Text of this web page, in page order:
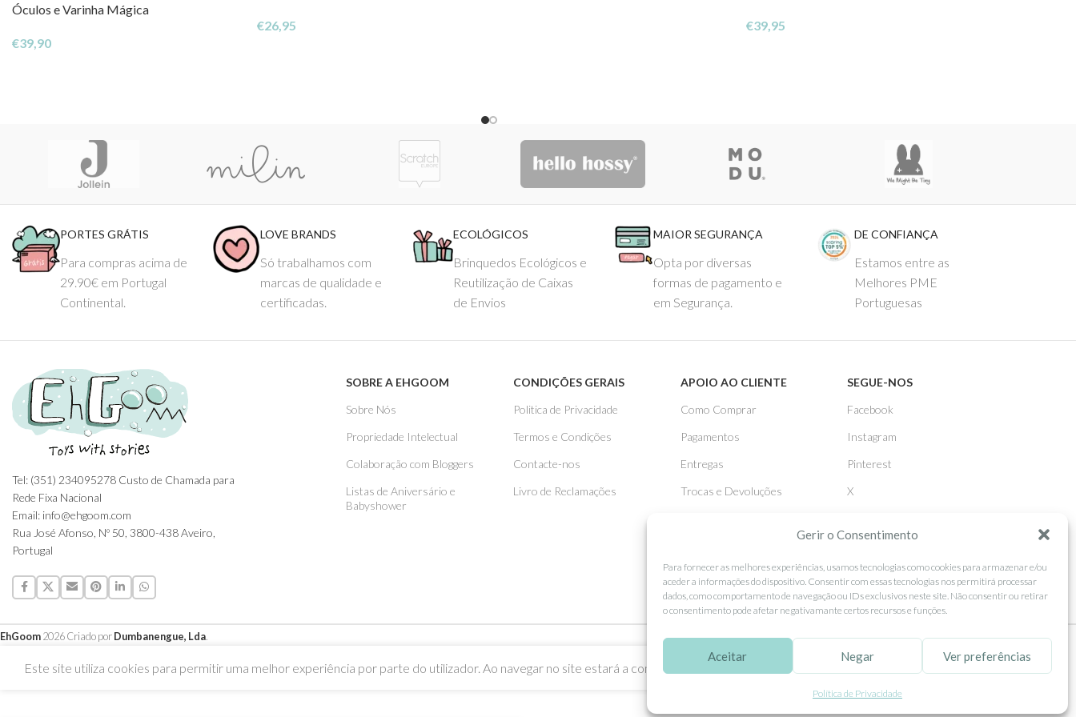
Gerir o Consentimento
Para fornecer as melhores experiências, usamos tecnologias como cookies para armazenar e/ou
aceder a informações do dispositivo. Consentir com essas tecnologias nos permitirá processar
dados, como comportamento de navegação ou IDs exclusivos neste site. Não consentir ou retirar
o consentimento pode afetar negativamante certos recursos e funções.
Aceitar Negar Ver preferências
Política de Privacidade
Óculos e Varinha Mágica
€39,90
€26,95 €39,95
PORTES GRÁTIS
Para compras acima de
29.90€ em Portugal
Continental.
LOVE BRANDS
Só trabalhamos com
marcas de qualidade e
certificadas.
ECOLÓGICOS
Brinquedos Ecológicos e
Reutilização de Caixas
de Envios
MAIOR SEGURANÇA
Opta por diversas
formas de pagamento e
em Segurança.
DE CONFIANÇA
Estamos entre as
Melhores PME
Portuguesas
Tel: (351) 234095278 Custo de Chamada para
Rede Fixa Nacional
Email: info@ehgoom.com
Rua José Afonso, Nº 50, 3800-438 Aveiro,
Portugal
SOBRE A EHGOOM
Sobre Nós
Propriedade Intelectual
Colaboração com Bloggers
Listas de Aniversário e
Babyshower
CONDIÇÕES GERAIS
Politica de Privacidade
Termos e Condições
Contacte-nos
Livro de Reclamações
APOIO AO CLIENTE
Como Comprar
Pagamentos
Entregas
Trocas e Devoluções
SEGUE-NOS
Facebook
Instagram
Pinterest
X
EhGoom2026 Criado porDumbanengue, Lda
Este site utiliza cookies para permitir uma melhor experiência por parte do utilizador. Ao navegar no site estará a consentir a sua utilização. MORE INFO ACCEPT